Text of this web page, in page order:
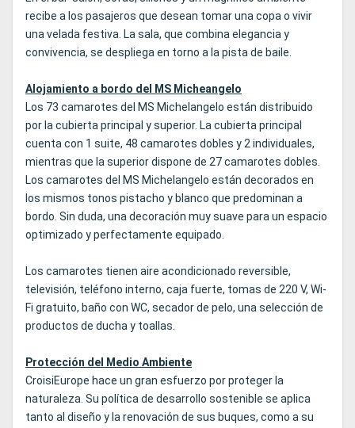
recibe a los pasajeros que desean tomar una copa o vivir
una velada festiva. La sala, que combina elegancia y
convivencia, se despliega en torno a la pista de baile.
Alojamiento a bordo del MS Micheangelo
Los 73 camarotes del MS Michelangelo están distribuido
por la cubierta principal y superior. La cubierta principal
cuenta con 1 suite, 48 camarotes dobles y 2 individuales,
mientras que la superior dispone de 27 camarotes dobles.
Los camarotes del MS Michelangelo están decorados en
los mismos tonos pistacho y blanco que predominan a
bordo. Sin duda, una decoración muy suave para un espacio
optimizado y perfectamente equipado.
Los camarotes tienen aire acondicionado reversible,
televisión, teléfono interno, caja fuerte, tomas de 220 V, Wi-
Fi gratuito, baño con WC, secador de pelo, una selección de
productos de ducha y toallas.
Protección del Medio Ambiente
CroisiEurope hace un gran esfuerzo por proteger la
naturaleza. Su política de desarrollo sostenible se aplica
tanto al diseño y la renovación de sus buques, como a su